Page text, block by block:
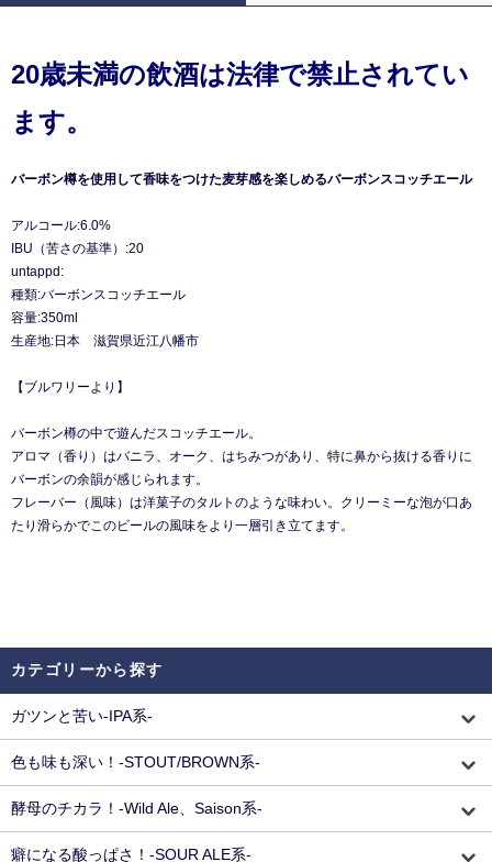
20歳未満の飲酒は法律で禁止されてい
ます。
バーボン樽を使用して香味をつけた麦芽感を楽しめるバーボンスコッチエール
アルコール:6.0%
IBU（苦さの基準）:20
untappd:
種類:バーボンスコッチエール
容量:350ml
生産地:日本 滋賀県近江八幡市
【ブルワリーより】
バーボン樽の中で遊んだスコッチエール。
アロマ（香り）はバニラ、オーク、はちみつがあり、特に鼻から抜ける香りに
バーボンの余韻が感じられます。
フレーバー（風味）は洋菓子のタルトのような味わい。クリーミーな泡が口あ
たり滑らかでこのビールの風味をより一層引き立てます。
カテゴリーから探す
ガツンと苦い-IPA系-
色も味も深い！-STOUT/BROWN系-
酵母のチカラ！-Wild Ale、Saison系-
癖になる酸っぱさ！-SOUR ALE系-